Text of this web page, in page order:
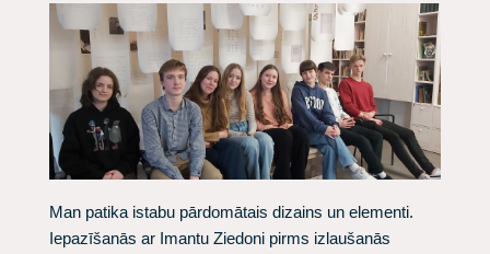
Man patika istabu pārdomātais dizains un elementi.
Iepazīšanās ar Imantu Ziedoni pirms izlaušanās